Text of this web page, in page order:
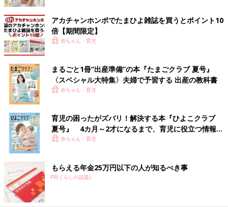
バルーンシルエットが大人可愛いストライプ柄シャ
ツ
アカチャンホンポでたまひよ雑誌を買うとポイント10
倍【期間限定】
赤ちゃん・育児
まるごと1冊“出産準備”の本『たまごクラブ 夏号』
〈スペシャル大特集〉夫婦で予習する 出産の教科書
赤ちゃん・育児
育児の困ったがズバリ！解決する本『ひよこクラブ
夏号』 4カ月～2才になるまで、育児に役立つ情報が
いっぱい！
赤ちゃん・育児
もらえる年金25万円以下の人が知るべき事
PR(くらしの話題)